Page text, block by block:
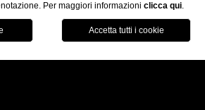
PRENOTA
Per maggiori informazioni clicca qui.